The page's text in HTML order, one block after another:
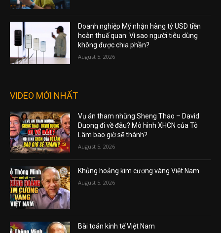
Doanh nghiệp Mỹ nhận hàng tỷ USD tiền
hoàn thuế quan: Vì sao người tiêu dùng
không được chia phần?
August 5, 2026
VIDEO MỚI NHẤT
Vụ án tham nhũng Sheng Thao – David
Duong đi về đâu? Mô hình XHCN của Tô
Lâm bao giờ sẽ thành?
August 5, 2026
Khủng hoảng kim cương vàng Việt Nam
August 5, 2026
Bài toán kinh tế Việt Nam